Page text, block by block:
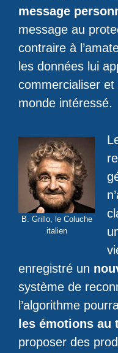
message
message au
contraire à
les données lui
commercialiser
monde intéressé.
B. Grillo, le Coluche
italien
enregistré un
système de
l’algorithme
les émotions
proposer des